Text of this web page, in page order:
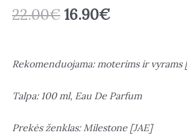
22.00€16.90€
Rekomenduojama: moterims ir vyrams
Talpa: 100 ml, Eau De Parfum
Prekės ženklas: Milestone [JAE]